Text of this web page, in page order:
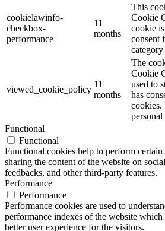
cookielawinfo-
checkbox-
performance
11
months
This
Cookie
cookie
consent
viewed_cookie_policy
11
months
The
Cookie
used to
has
cookies.
personal
Functional
Functional
Functional cookies help to perform
sharing the content of the website on
feedbacks, and other third-party features.
Performance
Performance
Performance cookies are used to
performance indexes of the website
better user experience for the visitors.